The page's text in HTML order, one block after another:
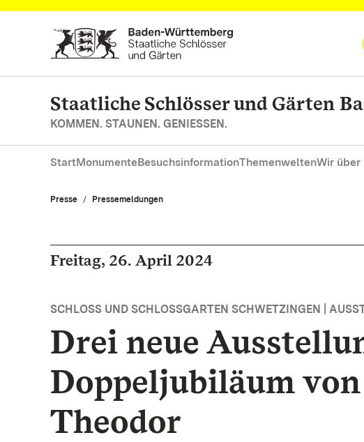
Zum Hauptinhalt springen
Staatliche Schlösser und Gärten
KOMMEN. STAUNEN. GENIESSEN.
StartMonumenteBesuchsinformationThemenweltenWir über
Presse Pressemeldungen
Freitag, 26. April 2024
SCHLOSS UND SCHLOSSGARTEN SCHWETZINGEN |
Drei neue
Doppeljubiläum
Theodor